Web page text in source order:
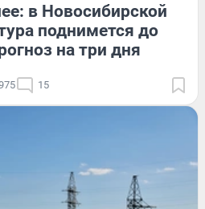
в Новосибирской
поднимется до
на три дня
15